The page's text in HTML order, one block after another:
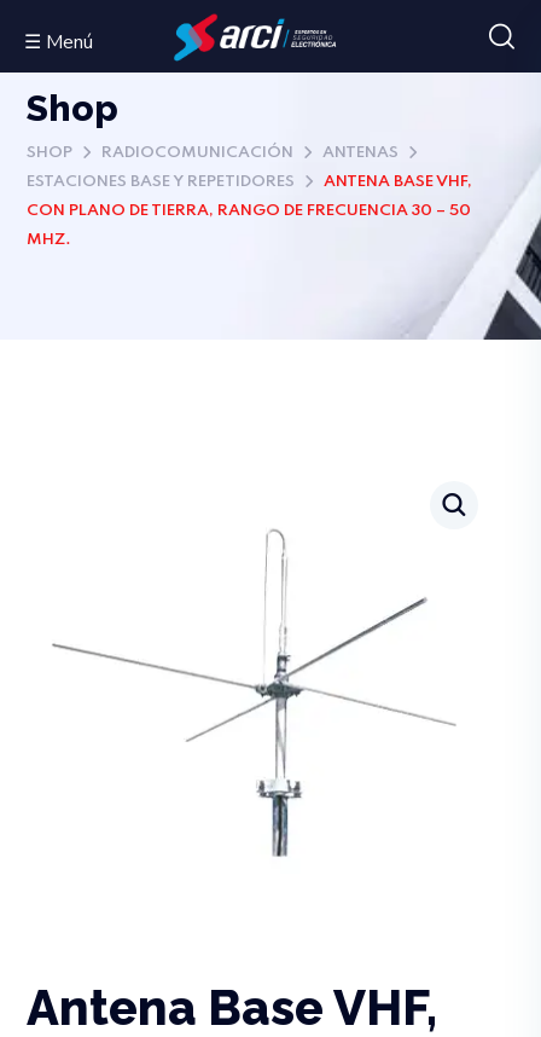
☰ Menú
Shop
SHOP RADIOCOMUNICACIÓN
ANTENAS
ESTACIONES BASE Y REPETIDORES
ANTENA BASE VHF,
CON PLANO DE TIERRA, RANGO DE FRECUENCIA 30 – 50
MHZ.
Antena Base VHF,